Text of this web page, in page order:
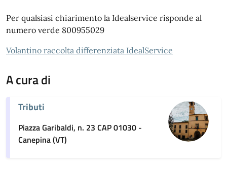
Per qualsiasi chiarimento la Idealservice risponde al
numero verde 800955029
Volantino raccolta differenziata IdealService
A cura di
Tributi
Piazza Garibaldi, n. 23 CAP 01030 -
Canepina (VT)